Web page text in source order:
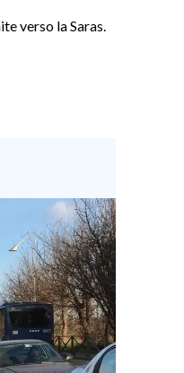
verso la Saras.